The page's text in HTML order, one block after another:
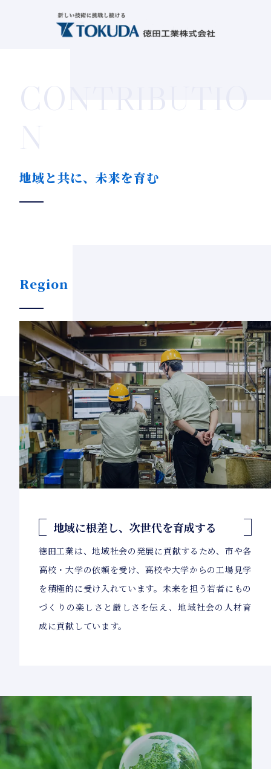
CONTRIBUTIO
N
地域と共に、未来を育む
Region
地域に根差し、次世代を育成する
徳田工業は、地域社会の発展に貢献するため、市や各
高校・大学の依頼を受け、高校や大学からの工場見学
を積極的に受け入れています。未来を担う若者にもの
づくりの楽しさと厳しさを伝え、地域社会の人材育
成に貢献しています。